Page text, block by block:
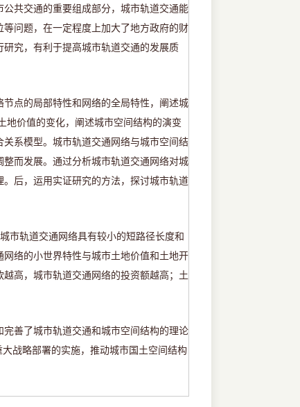
共交通的重要组成部分，城市轨道交通能
问题，在一定程度上加大了地方政府的财
研究，有利于提高城市轨道交通的发展质
点的局部特性和网络的全局特性，阐述城
地价值的变化，阐述城市空间结构的演变
系模型。城市轨道交通网络与城市空间结
而发展。通过分析城市轨道交通网络对城
后，运用实证研究的方法，探讨城市轨道
市轨道交通网络具有较小的短路径长度和
络的小世界特性与城市土地价值和土地开
高，城市轨道交通网络的投资额越高；土
善了城市轨道交通和城市空间结构的理论
大战略部署的实施，推动城市国土空间结构